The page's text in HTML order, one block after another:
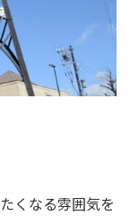
くなる雰囲気を